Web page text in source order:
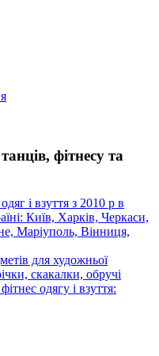
фітнесу та
і взуття з 2010 р в
Київ, Харків, Черкаси,
Маріуполь, Вінниця,
для художньої
скакалки, обручі
одягу і взуття: